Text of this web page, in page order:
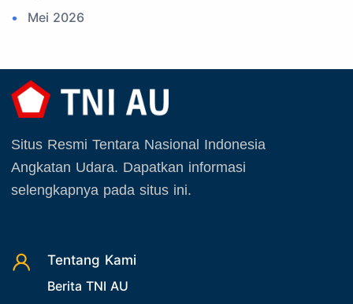
21. Latihan TNI AU
22. Latihan TNI
23. Operasi TNI
24. Operasi TNI AU
25. Agenda PIA Ardhya Garini
28. Bukan Berita TNI AU
Mei 2026
Juli 2026
Agustus 2026
Oktober 2025
November 2025
Situs Resmi Tentara Nasional Indonesia
Angkatan Udara. Dapatkan informasi
selengkapnya pada situs ini.
Tentang Kami
Berita TNI AU